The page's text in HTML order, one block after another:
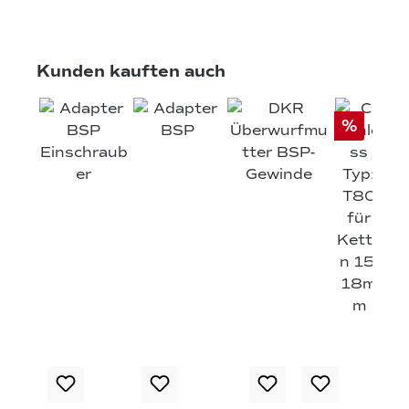
Produktgalerie überspringen
Kunden kauften auch
%